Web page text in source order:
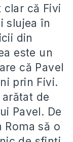
clar că Fivi
slujea în
din
este un
că Pavel
prin Fivi.
de
Pavel. De
să o